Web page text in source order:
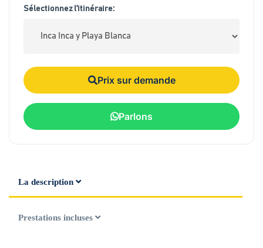
Sélectionnez l'itinéraire:
Prix sur demande
Parlons
La description
Prestations incluses